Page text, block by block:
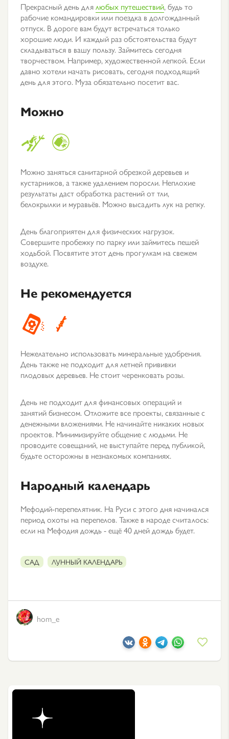
Прекрасный день длялюбых путешествий, будь то
рабочие командировки или поездка в долгожданный
отпуск. В дороге вам будут встречаться только
хорошие люди. И каждый раз обстоятельства будут
складываться в вашу пользу. Займитесь сегодня
творчеством. Например, художественной лепкой. Если
давно хотели начать рисовать, сегодня подходящий
день для этого. Муза обязательно посетит вас.
Можно
Можно заняться санитарной обрезкой деревьев и
кустарников, а также удалением поросли. Неплохие
результаты даст обработка растений от тли,
белокрылки и муравьёв. Можно высадить лук на репку.
День благоприятен для физических нагрузок.
Совершите пробежку по парку или займитесь пешей
ходьбой. Посвятите этот день прогулкам на свежем
воздухе.
Не рекомендуется
Нежелательно использовать минеральные удобрения.
День также не подходит для летней прививки
плодовых деревьев. Не стоит черенковать розы.
День не подходит для финансовых операций и
занятий бизнесом. Отложите все проекты, связанные с
денежными вложениями. Не начинайте никаких новых
проектов. Минимизируйте общение с людьми. Не
проводите совещаний, не выступайте перед публикой,
будьте осторожны в незнакомых компаниях.
Народный календарь
Мефодий-перепелятник. На Руси с этого дня начинался
период охоты на перепелов. Также в народе считалось:
если на Мефодия дождь - ещё 40 дней дождь будет.
САД ЛУННЫЙ КАЛЕНДАРЬ
hom_e